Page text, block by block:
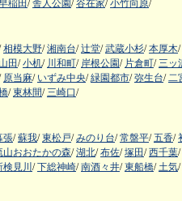
稲田/ 舎人公園/ 谷在家/ 小竹向原/
相模大野/ 湘南台/ 辻堂/ 武蔵小杉/ 本厚木/
田/ 小机/ 川和町/ 岸根公園/ 片倉町/ 三ッ
原当麻/ いずみ中央/ 緑園都市/ 弥生台/ 二
/ 東林間/ 三崎口/
張/ 蘇我/ 東松戸/ みのり台/ 常盤平/ 五香/
山おおたかの森/ 湖北/ 布佐/ 塚田/ 西千葉/
検見川 / 下総神崎/ 南酒々井/ 東船橋/ 土気/